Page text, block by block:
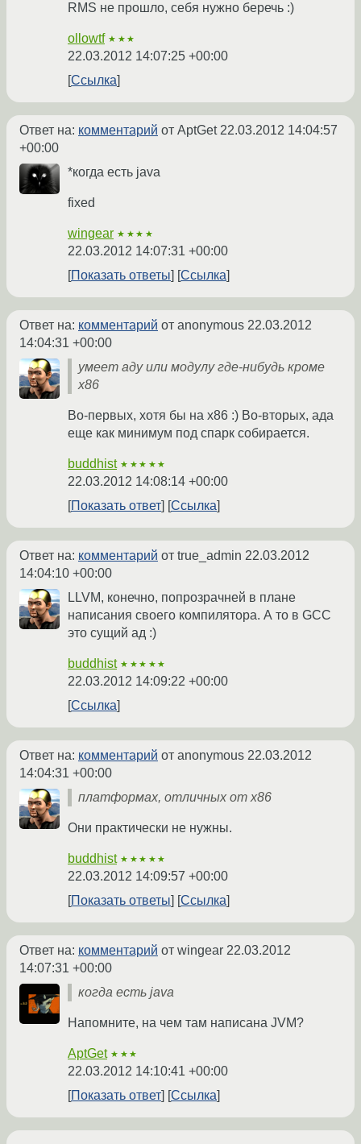
RMS не прошло, себя нужно беречь :)
ollowtf ★★★
22.03.2012 14:07:25 +00:00
Ссылка
Ответ на: комментарий от AptGet22.03.2012 14:04:57
+00:00
*когда есть java
fixed
wingear ★★★★
22.03.2012 14:07:31 +00:00
Показать ответы
Ссылка
Ответ на: комментарий от anonymous 22.03.2012
14:04:31 +00:00
умеет аду или модулу где-нибудь кроме
x86
Во-первых, хотя бы на x86 :) Во-вторых, ада
еще как минимум под спарк собирается.
buddhist ★★★★★
22.03.2012 14:08:14 +00:00
Показать ответ
Ссылка
Ответ на: комментарий от true_admin 22.03.2012
14:04:10 +00:00
LLVM, конечно, попрозрачней в плане
написания своего компилятора. А то в GCC
это сущий ад :)
buddhist ★★★★★
22.03.2012 14:09:22 +00:00
Ссылка
Ответ на: комментарий от anonymous 22.03.2012
14:04:31 +00:00
платформах, отличных от x86
Они практически не нужны.
buddhist ★★★★★
22.03.2012 14:09:57 +00:00
Показать ответы
Ссылка
Ответ на: комментарий от wingear 22.03.2012
14:07:31 +00:00
когда есть java
Напомните, на чем там написана JVM?
AptGet ★★★
22.03.2012 14:10:41 +00:00
Показать ответ
Ссылка